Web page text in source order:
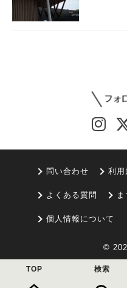
問い合わせ 利用
よくある質問
個人情報について
©
TOP 検索